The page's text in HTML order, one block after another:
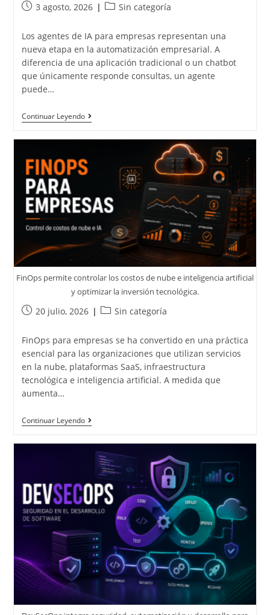
3 agosto, 2026 Sin categoría
Los agentes de IA para empresas representan una
nueva etapa en la automatización empresarial. A
diferencia de una aplicación tradicional o un chatbot
que únicamente responde consultas, un agente
puede…
Continuar Leyendo
FinOps permite controlar los costos de nube e inteligencia artificial
y optimizar la inversión tecnológica.
20 julio, 2026 Sin categoría
FinOps para empresas se ha convertido en una práctica
esencial para las organizaciones que utilizan servicios
en la nube, plataformas SaaS, infraestructura
tecnológica e inteligencia artificial. A medida que
aumenta…
Continuar Leyendo